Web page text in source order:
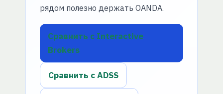
рядом полезно держать OANDA.
Сравнить с Interactive
Brokers
Сравнить с ADSS